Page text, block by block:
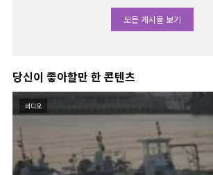
모든 게시물 보기
당신이 좋아할만 한 콘텐츠
비디오